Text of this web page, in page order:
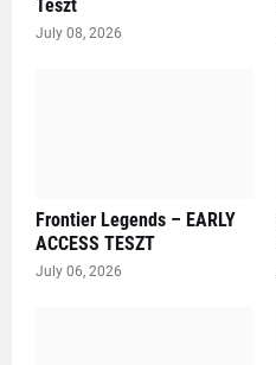
Teszt
July 08, 2026
Frontier Legends – EARLY
ACCESS TESZT
July 06, 2026